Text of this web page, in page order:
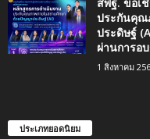
ประกันคุณ
ประดิษฐ์
ผ่านการอ
1 สิงหาคม
ประเภทยอดนิยม